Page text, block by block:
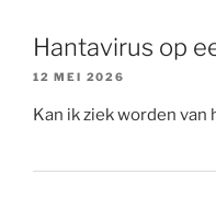
Hantavirus op
12 MEI 2026
Kan ik ziek worden van